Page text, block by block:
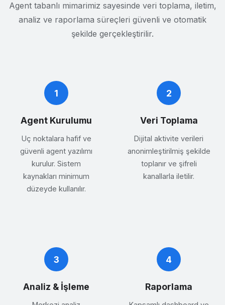
Agent tabanlı mimarimiz sayesinde veri toplama, iletim,
analiz ve raporlama süreçleri güvenli ve otomatik
şekilde gerçekleştirilir.
1
Agent Kurulumu
Uç noktalara hafif ve
güvenli agent yazılımı
kurulur. Sistem
kaynakları minimum
düzeyde kullanılır.
2
Veri Toplama
Dijital aktivite verileri
anonimleştirilmiş şekilde
toplanır ve şifreli
kanallarla iletilir.
3
Analiz & İşleme
4
Raporlama